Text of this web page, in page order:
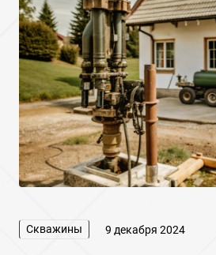
Скважины 9 декабря 2024